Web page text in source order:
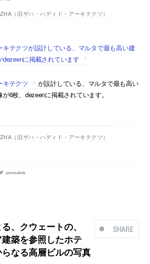
ZHA（旧ザハ・ハディド・アーキテクツ）
テクツが設計している、マルタで最も高い建
に掲載されています
キテクツ
が設計している、マルタで最も高い
6枚、dezeenに掲載されています。
ZHA（旧ザハ・ハディド・アーキテクツ）
permalink
SHARE
、クウェートの、
築を参照したホテ
なる高層ビルの写真